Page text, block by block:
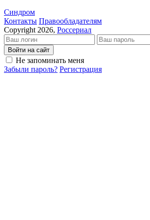
Синдром
Кон­так­ты Пра­во­об­ла­да­те­лям
Copyright 2026, Россериал
Войти на сайт
Не запоминать меня
Забыли пароль? Регистрация